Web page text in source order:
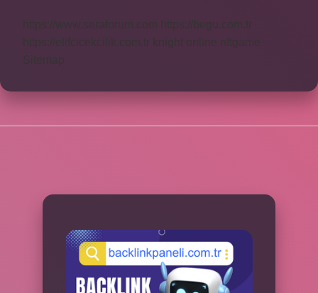
https://www.seraforum.com
https://begu.com.tr
https://elifcicekcilik.com.tr knight online
nttgame
Sitemap